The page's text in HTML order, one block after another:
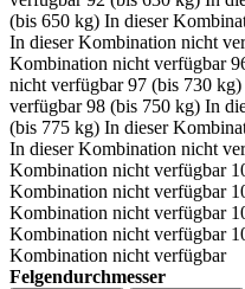
(bis 650 kg) In dieser
In dieser Kombination nicht
Kombination nicht verfügbar
nicht verfügbar 97 (bis 730 kg)
verfügbar 98 (bis 750 kg) In
(bis 775 kg) In dieser
In dieser Kombination nicht
Kombination nicht verfügbar
Kombination nicht verfügbar
Kombination nicht verfügbar
Kombination nicht verfügbar
Kombination nicht verfügbar
Felgendurchmesser